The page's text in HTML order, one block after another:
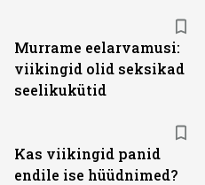
Murrame eelarvamusi:
viikingid olid seksikad
seelikukütid
Kas viikingid panid
endile ise hüüdnimed?